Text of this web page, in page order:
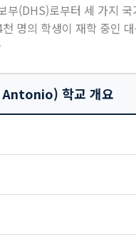
부(DHS)로부터 세 가지
천 명의 학생이 재학 중인
학교 개요